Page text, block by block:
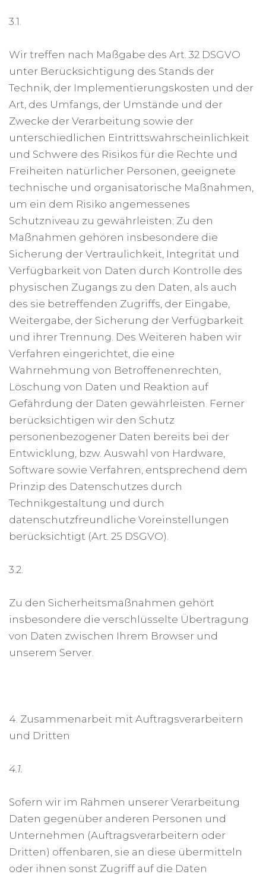
3.1.
Wir treffen nach Maßgabe des Art. 32 DSGVO
unter Berücksichtigung des Stands der
Technik, der Implementierungskosten und der
Art, des Umfangs, der Umstände und der
Zwecke der Verarbeitung sowie der
unterschiedlichen Eintrittswahrscheinlichkeit
und Schwere des Risikos für die Rechte und
Freiheiten natürlicher Personen, geeignete
technische und organisatorische Maßnahmen,
um ein dem Risiko angemessenes
Schutzniveau zu gewährleisten; Zu den
Maßnahmen gehören insbesondere die
Sicherung der Vertraulichkeit, Integrität und
Verfügbarkeit von Daten durch Kontrolle des
physischen Zugangs zu den Daten, als auch
des sie betreffenden Zugriffs, der Eingabe,
Weitergabe, der Sicherung der Verfügbarkeit
und ihrer Trennung. Des Weiteren haben wir
Verfahren eingerichtet, die eine
Wahrnehmung von Betroffenenrechten,
Löschung von Daten und Reaktion auf
Gefährdung der Daten gewährleisten. Ferner
berücksichtigen wir den Schutz
personenbezogener Daten bereits bei der
Entwicklung, bzw. Auswahl von Hardware,
Software sowie Verfahren, entsprechend dem
Prinzip des Datenschutzes durch
Technikgestaltung und durch
datenschutzfreundliche Voreinstellungen
berücksichtigt (Art. 25 DSGVO).
3.2.
Zu den Sicherheitsmaßnahmen gehört
insbesondere die verschlüsselte Übertragung
von Daten zwischen Ihrem Browser und
unserem Server.
4. Zusammenarbeit mit Auftragsverarbeitern
und Dritten
4.1.
Sofern wir im Rahmen unserer Verarbeitung
Daten gegenüber anderen Personen und
Unternehmen (Auftragsverarbeitern oder
Dritten) offenbaren, sie an diese übermitteln
oder ihnen sonst Zugriff auf die Daten